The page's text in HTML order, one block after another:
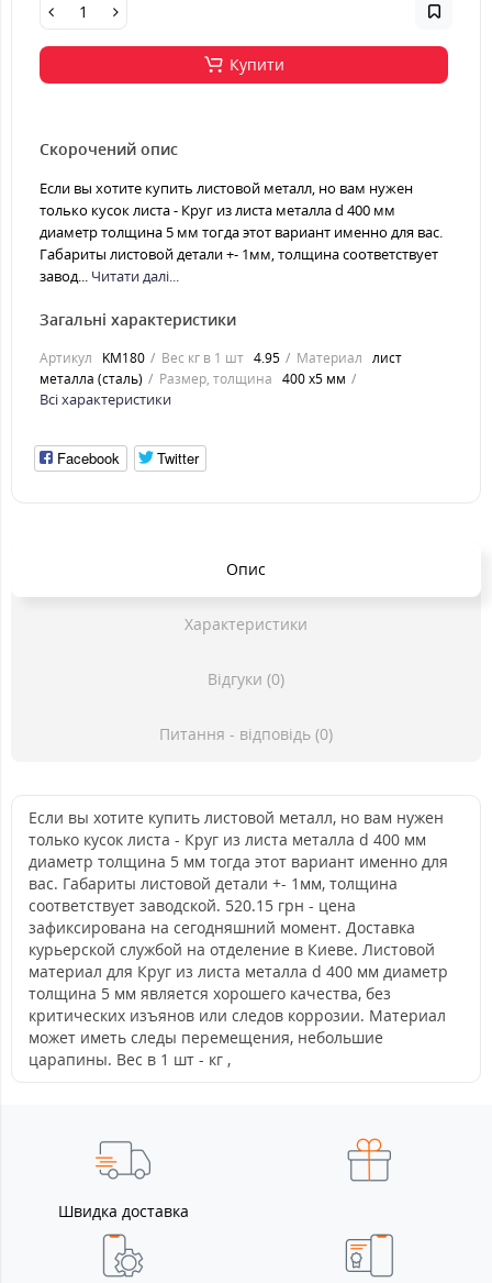
Купити
Скорочений опис
Если вы хотите купить листовой металл, но вам нужен
только кусок листа - Круг из листа металла d 400 мм
диаметр толщина 5 мм тогда этот вариант именно для вас.
Габариты листовой детали +- 1мм, толщина соответствует
завод... Читати далі...
Загальні характеристики
Артикул KM180 Вес кг в 1 шт 4.95 Материал лист
металла (сталь)
Размер, толщина 400 х5 мм
Всі характеристики
Facebook Twitter
Опис
Характеристики
Відгуки (0)
Питання - відповідь (0)
Если вы хотите купить листовой металл, но вам нужен
только кусок листа - Круг из листа металла d 400 мм
диаметр толщина 5 мм тогда этот вариант именно для
вас. Габариты листовой детали +- 1мм, толщина
соответствует заводской. 520.15 грн - цена
зафиксирована на сегодняшний момент. Доставка
курьерской службой на отделение в Киеве. Листовой
материал для Круг из листа металла d 400 мм диаметр
толщина 5 мм является хорошего качества, без
критических изъянов или следов коррозии. Материал
может иметь следы перемещения, небольшие
царапины. Вес в 1 шт - кг ,
Швидка доставка